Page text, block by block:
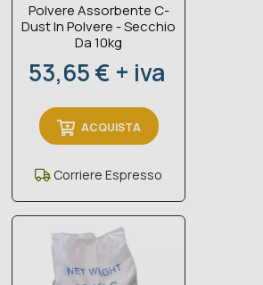
Polvere Assorbente C-
Dust In Polvere - Secchio
Da 10kg
Prezzo
53,65 € + iva
ACQUISTA
Corriere Espresso